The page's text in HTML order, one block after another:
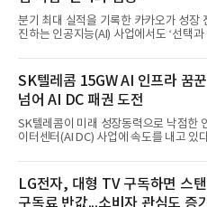
못하고 물속에서 멈춰버리는 예상 밖의
다. 2차 품질확인 사격 시험에서도 만족스
얻지 못했다. 완벽한 신뢰성 확보를 위해
분야를
분기 최대 실적을 기록한 카카오가 성장
진하는 인공지능(AI) 사업에서도 ‘선택과
라 투자에 나서는 것과 달리, 카카오는 ‘
라는 플랫폼 경쟁력을 활용한 AI 에이전
집중하는 전략이다. 과거 무리한 사업 확
겪었던 시행착오를 되풀이하지 않고 핵심
중하겠다는 취지로 풀이된다.7일 업계에
오는 올해 2분기 연결 기준 매출 2조985
익 2770억원을 기록했다. 전년 동기 대비
은 4884억
SK텔레콤 15GW AI 인프라 꿈
넘어 AI DC 패권 도전
SK텔레콤이 미래 성장동력으로 낙점한
이터센터(AI DC) 사업에 속도를 내고 있
는 2035년까지 총 15GW(기가와트) 규모
구축하겠다는 대형 청사진을 제시하면서
라 경쟁 구도 역시 이동통신사인 KT, LG
LG전자, 대형 TV 구독하면 스
구독료 반값...소비자 관심도 증